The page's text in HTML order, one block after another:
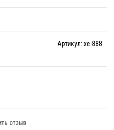
Артикул: xe-888
ОТЗЫВ